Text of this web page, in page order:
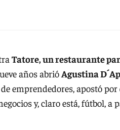
Tatore, un restaurante
años abrióAgustina
emprendedores, apostó
y, claro está, fútbol, a